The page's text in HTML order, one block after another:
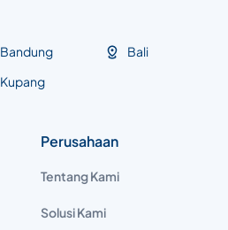
Bandung
Kupang
Bali
Perusahaan
Tentang Kami
Solusi Kami